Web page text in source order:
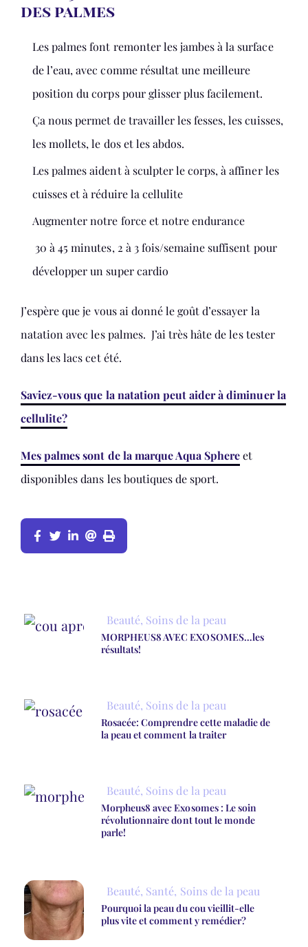
des palmes
Les palmes font remonter les jambes à la surface
de l’eau, avec comme résultat une meilleure
position du corps pour glisser plus facilement.
Ça nous permet de travailler les fesses, les cuisses,
les mollets, le dos et les abdos.
Les palmes aident à sculpter le corps, à affiner les
cuisses et à réduire la cellulite
Augmenter notre force et notre endurance
30 à 45 minutes, 2 à 3 fois/semaine suffisent pour
développer un super cardio
J’espère que je vous ai donné le goût d’essayer la
natation avec les palmes. J’ai très hâte de les tester
dans les lacs cet été.
Saviez-vous que la natation peut aider à diminuer la
cellulite?
Mes palmes sont de la marque Aqua Sphereet
disponibles dans les boutiques de sport.
Beauté, Soins de la peau
MORPHEUS8 AVEC EXOSOMES…les
résultats!
Beauté, Soins de la peau
Rosacée: Comprendre cette maladie de
la peau et comment la traiter
Beauté, Soins de la peau
Morpheus8 avec Exosomes : Le soin
révolutionnaire dont tout le monde
parle!
Beauté, Santé, Soins de la peau
Pourquoi la peau du cou vieillit-elle
plus vite et comment y remédier?